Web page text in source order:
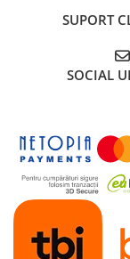
SUPORT
SOCIAL